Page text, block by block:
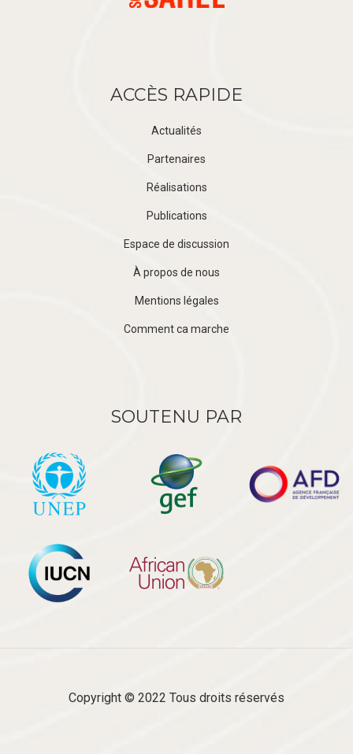
ACCÈS RAPIDE
Actualités
Partenaires
Réalisations
Publications
Espace de discussion
À propos de nous
Mentions légales
Comment ca marche
SOUTENU PAR
Copyright © 2022 Tous droits réservés